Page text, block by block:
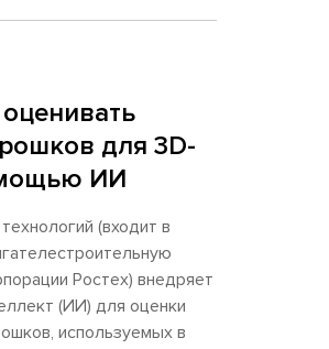
для 3D-
ИИ
(входит в
Ростех) внедряет
(ИИ) для оценки
используемых в